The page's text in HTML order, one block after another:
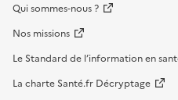
Qui sommes-nous ?
Nos missions
Le Standard de l’information en
La charte Santé.fr Décryptage